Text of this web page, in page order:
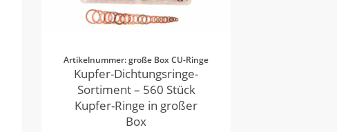
Artikelnummer: große Box CU-Ringe
Kupfer-Dichtungsringe-
Sortiment – 560 Stück
Kupfer-Ringe in großer
Box